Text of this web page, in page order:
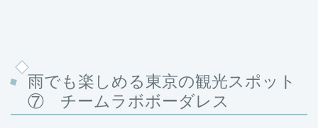
⑦ チームラボボーダレス
東京江東区にあるチームラボボーダレス。とても広く複雑